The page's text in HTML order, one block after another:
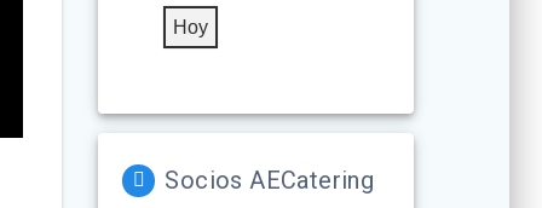
Hoy
Socios AECatering